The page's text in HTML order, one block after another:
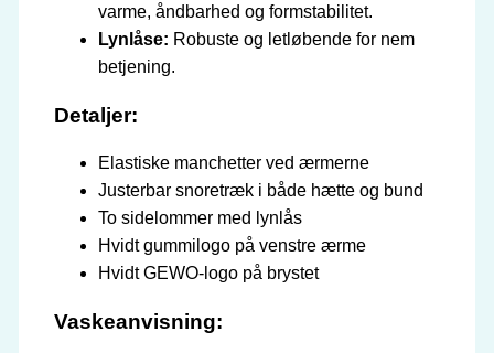
varme, åndbarhed og formstabilitet.
Lynlåse: Robuste og letløbende for nem
betjening.
Detaljer:
Elastiske manchetter ved ærmerne
Justerbar snoretræk i både hætte og bund
To sidelommer med lynlås
Hvidt gummilogo på venstre ærme
Hvidt GEWO-logo på brystet
Vaskeanvisning: